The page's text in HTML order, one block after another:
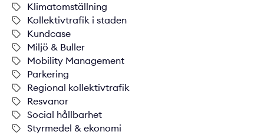
Klimatomställning
Kollektivtrafik i staden
Kundcase
Miljö & Buller
Mobility Management
Parkering
Regional kollektivtrafik
Resvanor
Social hållbarhet
Styrmedel & ekonomi